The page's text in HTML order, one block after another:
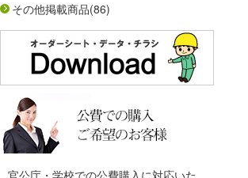
その他掲載商品(86)
官公庁・学校での公費購入に対応いた